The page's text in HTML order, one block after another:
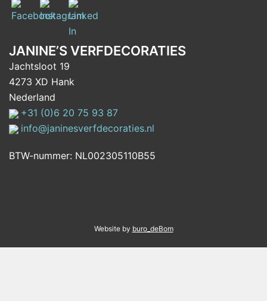
JANINE’S VERFDECORATIES
Jachtsloot 19
4273 XD Hank
Nederland
+31 (0)6 20 75 93 87
info@janinesverfdecoraties.nl
BTW-nummer: NL002305110B55
Website by buro_deBom